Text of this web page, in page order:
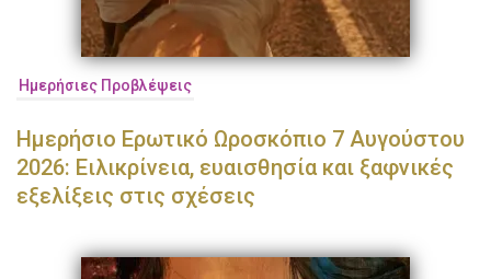
Ημερήσιες Προβλέψεις
Ημερήσιο Ερωτικό Ωροσκόπιο 7 Αυγούστου
2026: Ειλικρίνεια, ευαισθησία και ξαφνικές
εξελίξεις στις σχέσεις